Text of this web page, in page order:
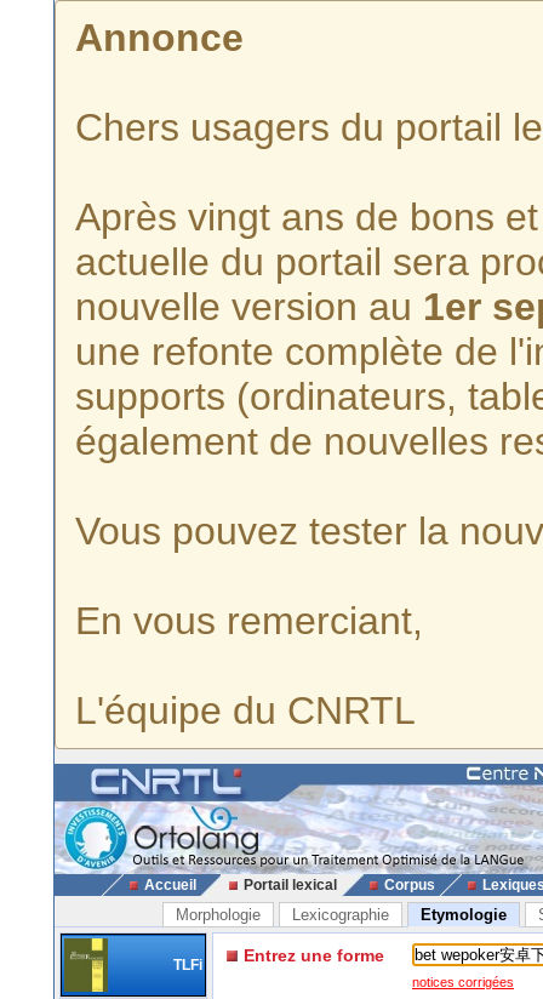
Annonce
Chers usagers du portail
Après vingt ans de bons
actuelle du portail sera
nouvelle version au 1er
une refonte complète de
supports (ordinateurs,
également de nouvelles
Vous pouvez tester la
En vous remerciant,
L'équipe du CNRTL
Accueil Portail lexical Corpus
Morphologie Lexicographie Etymologie
TLFi Entrez une forme
notices corrigées